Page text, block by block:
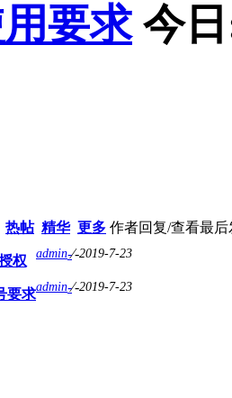
要求 今
热帖 精华 更多 作者回复/查看最后
权 admin-⁄-2019-7-23
要求admin-⁄-2019-7-23